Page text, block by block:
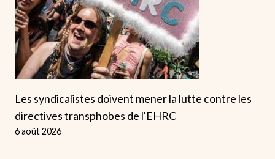
Les syndicalistes doivent mener la lutte contre les
directives transphobes de l'EHRC
6 août 2026